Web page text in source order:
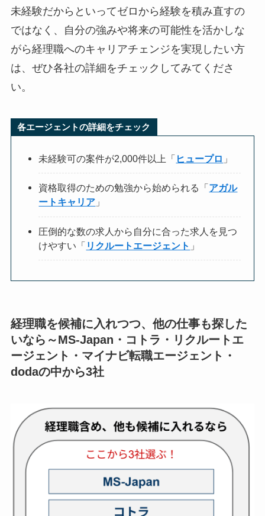
未経験だからといってゼロから経験を積み直すの
ではなく、自分の強みや将来の可能性を活かしな
がら経理職へのキャリアチェンジを実現したい方
は、ぜひ各社の詳細をチェックしてみてくださ
い。
各エージェントの詳細をチェック
未経験可の案件が2,000件以上「 ヒュープロ 」
資格取得のための勉強から始められる「 アガル
ートキャリア 」
圧倒的な数の求人から自分に合った求人を見つ
けやすい「 リクルートエージェント 」
経理職を候補に入れつつ、他の仕事も探した
いなら～MS-Japan・コトラ・リクルートエ
ージェント・マイナビ転職エージェント・
dodaの中から3社